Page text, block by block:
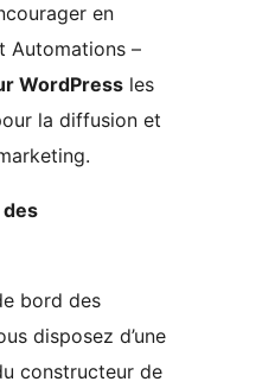
en
Automations –
WordPress les
la diffusion et
des
bord des
disposez d’une
constructeur de